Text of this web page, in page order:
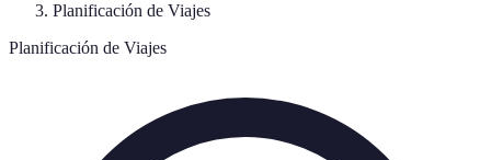
Planificación de Viajes
Planificación de Viajes